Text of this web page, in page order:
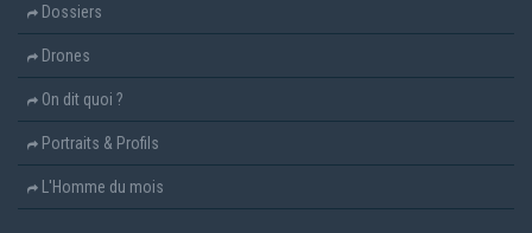
Dossiers
Drones
On dit quoi ?
Portraits & Profils
L'Homme du mois